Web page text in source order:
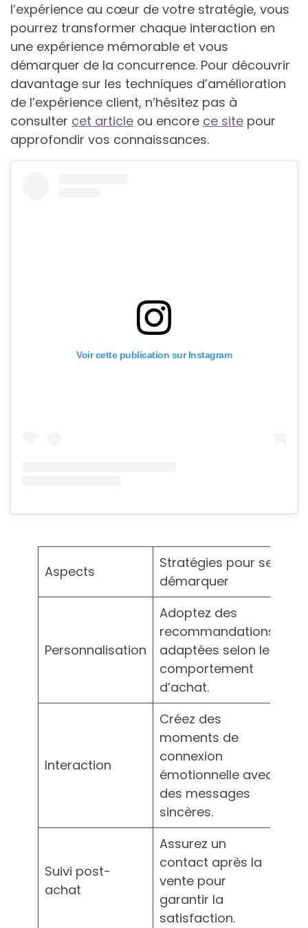
l’expérience au cœur de votre stratégie, vous
pourrez transformer chaque interaction en
une expérience mémorable et vous
démarquer de la concurrence. Pour découvrir
davantage sur les techniques d’amélioration
de l’expérience client, n’hésitez pas à
consulter cet article ou encore ce site pour
approfondir vos connaissances.
Voir cette publication sur Instagram
Aspects
Stratégies pour se
démarquer
Personnalisation
Adoptez des
recommandations
adaptées selon le
comportement
d’achat.
Interaction
Créez des
moments de
connexion
émotionnelle avec
des messages
sincères.
Suivi post-
achat
Assurez un
contact après la
vente pour
garantir la
satisfaction.